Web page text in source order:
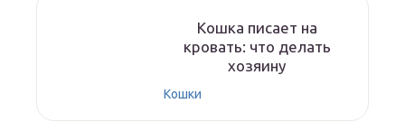
Кошка писает на
кровать: что делать
хозяину
Кошки